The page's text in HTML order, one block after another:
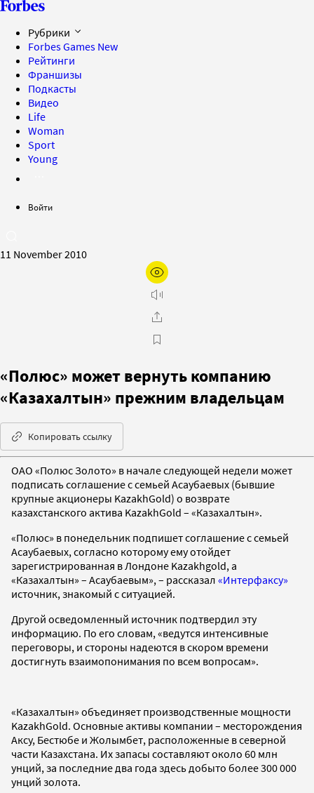
Рубрики
Forbes Games New
Рейтинги
Франшизы
Подкасты
Видео
Life
Woman
Sport
Young
Войти
11 November 2010
«Полюс» может вернуть компанию
«Казахалтын» прежним владельцам
Копировать ссылку
ОАО «Полюс Золото» в начале следующей недели может
подписать соглашение с семьей Асаубаевых (бывшие
крупные акционеры KazakhGold) о возврате
казахстанского актива KazakhGold – «Казахалтын».
«Полюс» в понедельник подпишет соглашение с семьей
Асаубаевых, согласно которому ему отойдет
зарегистрированная в Лондоне Kazakhgold, а
«Казахалтын» – Асаубаевым», – рассказал «Интерфаксу»
источник, знакомый с ситуацией.
Другой осведомленный источник подтвердил эту
информацию. По его словам, «ведутся интенсивные
переговоры, и стороны надеются в скором времени
достигнуть взаимопонимания по всем вопросам».
«Казахалтын» объединяет производственные мощности
KazakhGold. Основные активы компании – месторождения
Аксу, Бестюбе и Жолымбет, расположенные в северной
части Казахстана. Их запасы составляют около 60 млн
унций, за последние два года здесь добыто более 300 000
унций золота.